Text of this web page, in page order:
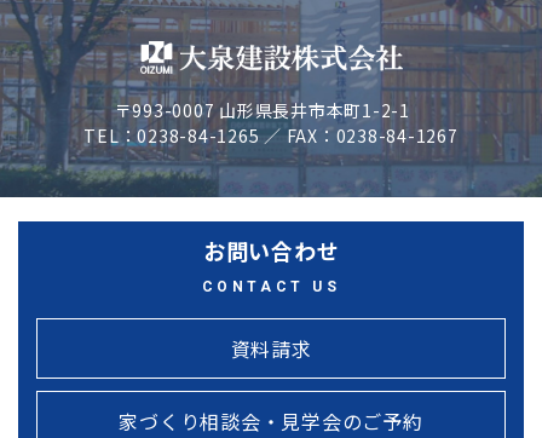
〒993-0007 山形県長井市本町1-2-1
TEL：0238-84-1265 ／ FAX：0238-84-1267
お問い合わせ
CONTACT US
資料請求
家づくり相談会・見学会のご予約